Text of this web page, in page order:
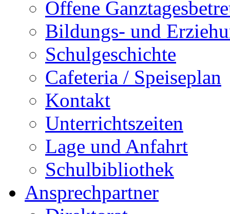
Offene
Bildungs- und
Schulgeschichte
Cafeteria / Speiseplan
Kontakt
Unterrichtszeiten
Lage und Anfahrt
Schulbibliothek
Ansprechpartner